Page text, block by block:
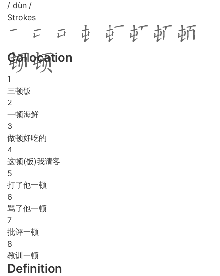
/ dùn /
Strokes
Collocation
1
三顿饭
2
一顿海鲜
3
做顿好吃的
4
这顿(饭)我请客
5
打了他一顿
6
骂了他一顿
7
批评一顿
8
教训一顿
Definition